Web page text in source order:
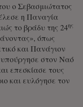
ο Σεβασμιώτατος
η Παναγία
το βράδυ της 24ης
όπως
και Πανάγιον
υπούργησε στον Ναό
επεσκίασε τους
και ευλόγησε τον